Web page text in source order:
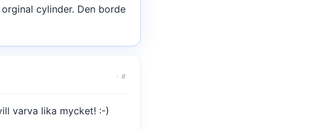
cylinder. Den borde
· #
varva lika mycket! :-)